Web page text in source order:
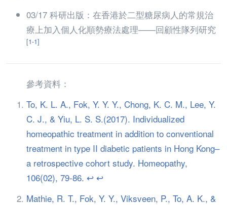
03/17 科研出版：在香港於二型糖尿病人的常規治
療上加入個人化順勢療法處理——回顧性隊列研究
[1-1]
參考資料：
To, K. L. A., Fok, Y. Y. Y., Chong, K. C. M., Lee, Y.
C. J., & Yiu, L. S. S.(2017). Individualized
homeopathic treatment in addition to conventional
treatment in type II diabetic patients in Hong Kong–
a retrospective cohort study. Homeopathy,
106(02), 79-86. ↩︎ ↩︎
Mathie, R. T., Fok, Y. Y., Viksveen, P., To, A. K., &